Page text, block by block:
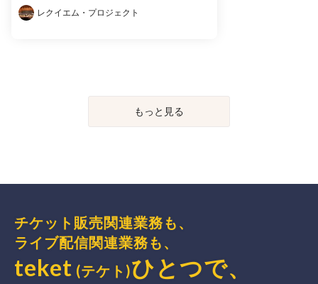
レクイエム・プロジェクト
もっと見る
チケット販売関連業務も、
ライブ配信関連業務も、
teket (テケト)ひとつで、